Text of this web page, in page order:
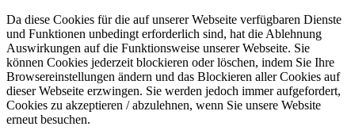
Da diese Cookies für die auf unserer Webseite verfügbaren Dienste
und Funktionen unbedingt erforderlich sind, hat die Ablehnung
Auswirkungen auf die Funktionsweise unserer Webseite. Sie
können Cookies jederzeit blockieren oder löschen, indem Sie Ihre
Browsereinstellungen ändern und das Blockieren aller Cookies auf
dieser Webseite erzwingen. Sie werden jedoch immer aufgefordert,
Cookies zu akzeptieren / abzulehnen, wenn Sie unsere Website
erneut besuchen.